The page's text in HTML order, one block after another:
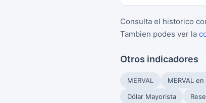
Consulta el historico
Tambien podes ver la
Otros indicadores
MERVAL MERVAL
Dólar Mayorista